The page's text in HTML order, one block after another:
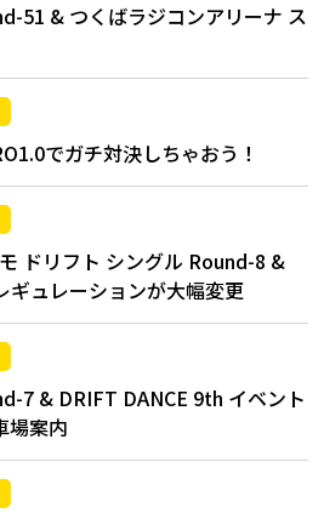
51 & つくばラジコンアリーナ ス
でガチ対決しちゃおう！
ドリフト シングル Round-8 &
ギュレーションが大幅変更
7 & DRIFT DANCE 9th イベント
場案内